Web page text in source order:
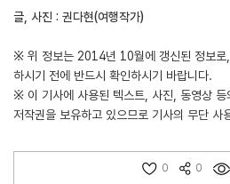
글, 사진 : 권다현(여행작가)
※ 위 정보는 2014년 10월에 갱신된 정보로
하시기 전에 반드시 확인하시기 바랍니다.
※ 이 기사에 사용된 텍스트, 사진, 동영상 등
저작권을 보유하고 있으므로 기사의 무단 사
0 0